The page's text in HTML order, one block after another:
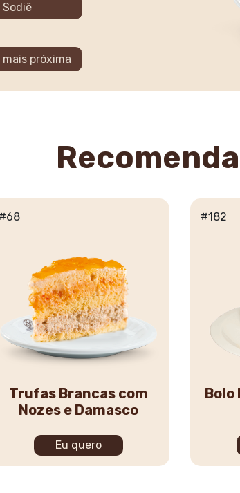
Sodiê
próxima
#68
Trufas Brancas com
Nozes e Damasco
Eu quero
#182
Bolo